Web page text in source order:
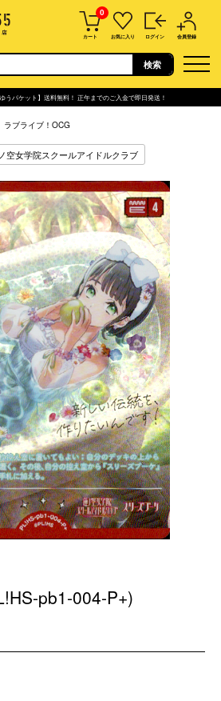
0
カート お気に入り ログイン 会員登録
うパケット】送料無料！ 正午までのご入金で即日発送！
ラブライブ！OCG
空女学院スクールアイドルクラブ
pb1-004-P+)